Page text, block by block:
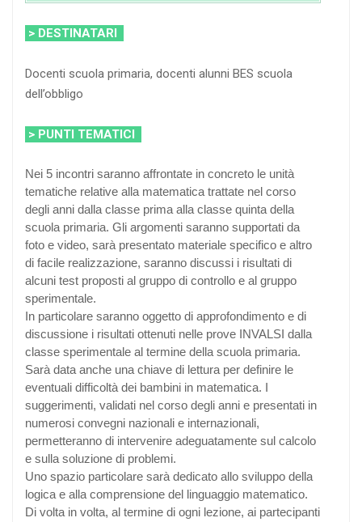
> DESTINATARI
Docenti scuola primaria, docenti alunni BES scuola
dell’obbligo
> PUNTI TEMATICI
Nei 5 incontri saranno affrontate in concreto le unità
tematiche relative alla matematica trattate nel corso
degli anni dalla classe prima alla classe quinta della
scuola primaria. Gli argomenti saranno supportati da
foto e video, sarà presentato materiale specifico e altro
di facile realizzazione, saranno discussi i risultati di
alcuni test proposti al gruppo di controllo e al gruppo
sperimentale.
In particolare saranno oggetto di approfondimento e di
discussione i risultati ottenuti nelle prove INVALSI dalla
classe sperimentale al termine della scuola primaria.
Sarà data anche una chiave di lettura per definire le
eventuali difficoltà dei bambini in matematica. I
suggerimenti, validati nel corso degli anni e presentati in
numerosi convegni nazionali e internazionali,
permetteranno di intervenire adeguatamente sul calcolo
e sulla soluzione di problemi.
Uno spazio particolare sarà dedicato allo sviluppo della
logica e alla comprensione del linguaggio matematico.
Di volta in volta, al termine di ogni lezione, ai partecipanti